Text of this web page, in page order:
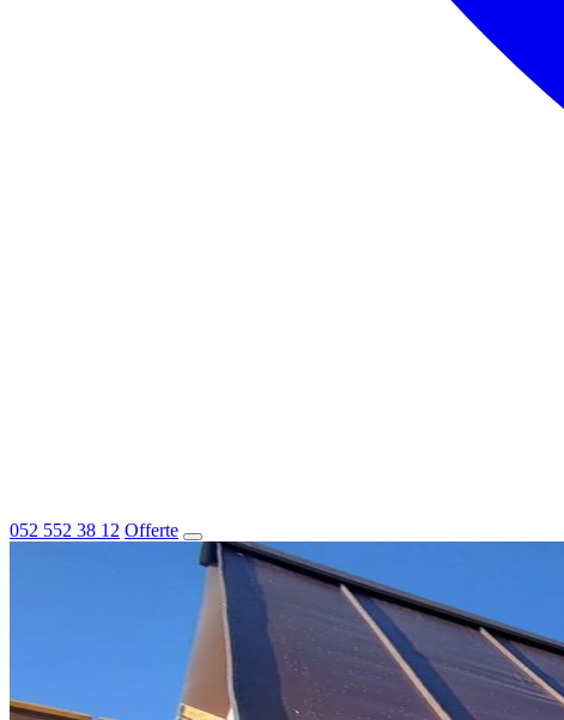
052 552 38 12 Offerte